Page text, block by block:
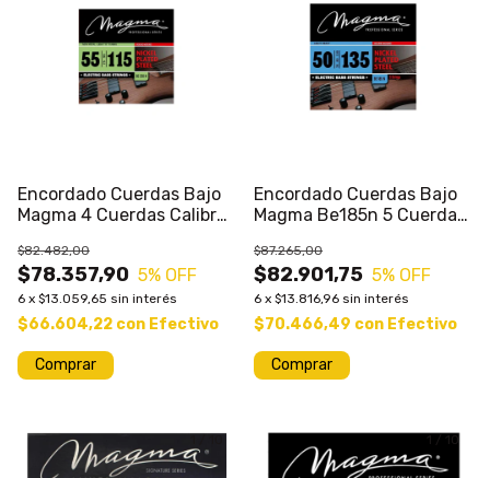
Encordado Cuerdas Bajo
Magma 4 Cuerdas Calibres
$78.357,90
$82.482,00
5% OFF
6 x $13.059,65 sin interés
$66.604,22 con Efectivo
Comprar
Encordado Cuerdas Bajo
Magma Be185n 5 Cuerdas
$82.901,75
$87.265,00
5% OFF
6 x $13.816,96 sin interés
$70.466,49 con Efectivo
Comprar
1 / 10